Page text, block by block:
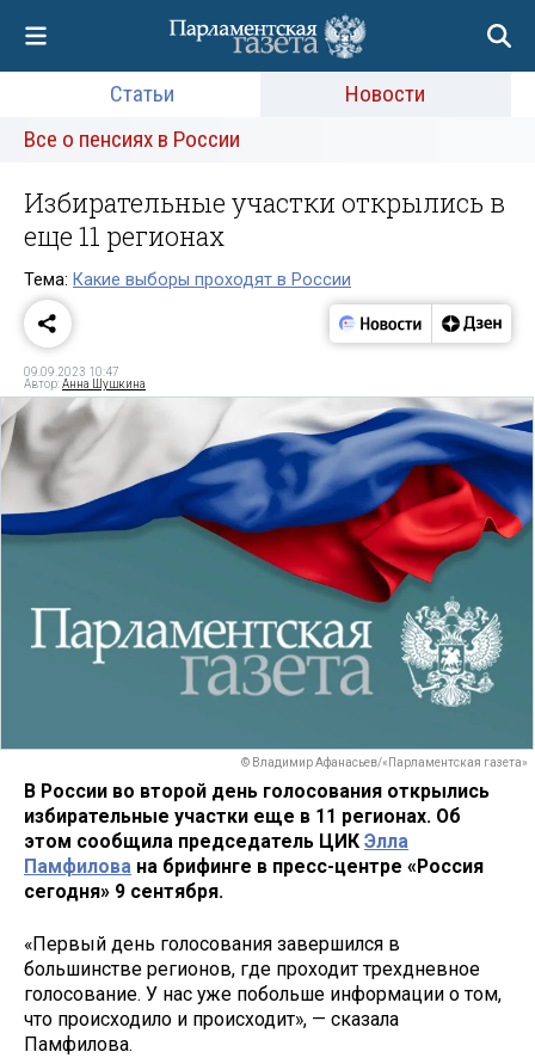
Статьи
Новости
Все о пенсиях в России
Избирательные участки открылись в
еще 11 регионах
Тема: Какие выборы проходят в России
09.09.2023 10:47
Автор:Анна Шушкина
© Владимир Афанасьев/«Парламентская газета»
В России во второй день голосования открылись
избирательные участки еще в 11 регионах. Об
этом сообщила председатель ЦИК Элла
Памфилова на брифинге в пресс-центре «Россия
сегодня» 9 сентября.
«Первый день голосования завершился в
большинстве регионов, где проходит трехдневное
голосование. У нас уже побольше информации о том,
что происходило и происходит», — сказала
Памфилова.